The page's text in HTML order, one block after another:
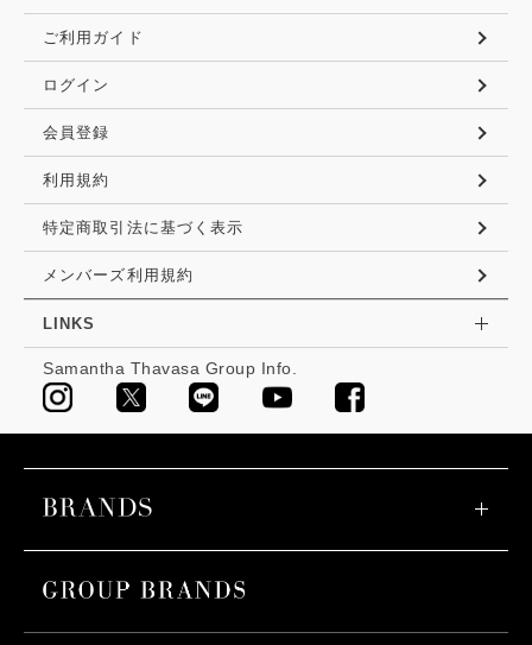
ご利用ガイド
ログイン
会員登録
利用規約
特定商取引法に基づく表示
メンバーズ利用規約
LINKS
Samantha Thavasa Group Info.